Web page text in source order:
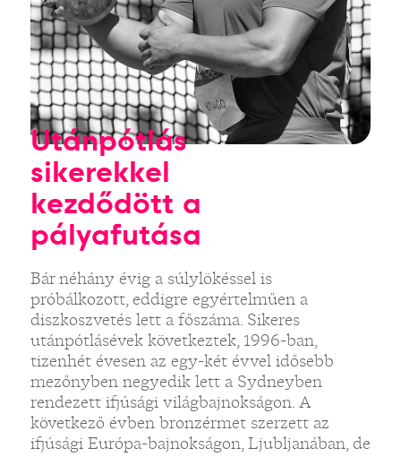
Utánpótlás
sikerekkel
kezdődött a
pályafutása
Bár néhány évig a súlylökéssel is
próbálkozott, eddigre egyértelműen a
diszkoszvetés lett a főszáma. Sikeres
utánpótlásévek következtek, 1996-ban,
tizenhét évesen az egy-két évvel idősebb
mezőnyben negyedik lett a Sydneyben
rendezett ifjúsági világbajnokságon. A
következő évben bronzérmet szerzett az
ifjúsági Európa-bajnokságon, Ljubljanában, de